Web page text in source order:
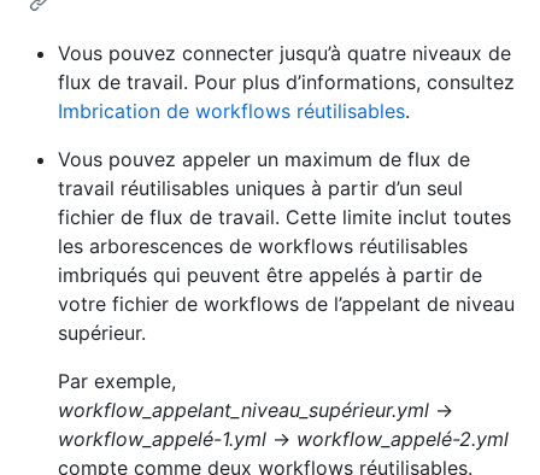
Vous pouvez connecter jusqu’à quatre niveaux de
flux de travail. Pour plus d’informations, consultez
Imbrication de workflows réutilisables.
Vous pouvez appeler un maximum de flux de
travail réutilisables uniques à partir d’un seul
fichier de flux de travail. Cette limite inclut toutes
les arborescences de workflows réutilisables
imbriqués qui peuvent être appelés à partir de
votre fichier de workflows de l’appelant de niveau
supérieur.
Par exemple,
workflow_appelant_niveau_supérieur.yml →
workflow_appelé-1.yml → workflow_appelé-2.yml
compte comme deux workflows réutilisables.